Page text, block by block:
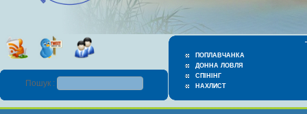
ПОПЛАВЧАНКА
ДОННА ЛОВЛЯ
СПІНІНГ
НАХЛИСТ
Пошук :